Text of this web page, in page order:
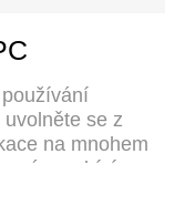
se z
na mnohem
vám nabízí